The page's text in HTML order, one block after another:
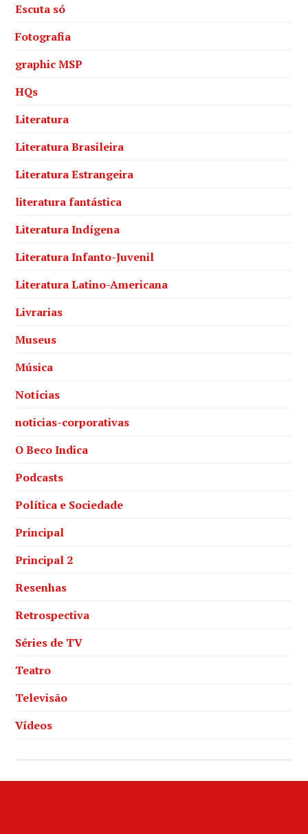
Escuta só
Fotografia
graphic MSP
HQs
Literatura
Literatura Brasileira
Literatura Estrangeira
literatura fantástica
Literatura Indígena
Literatura Infanto-Juvenil
Literatura Latino-Americana
Livrarias
Museus
Música
Notícias
noticias-corporativas
O Beco Indica
Podcasts
Política e Sociedade
Principal
Principal 2
Resenhas
Retrospectiva
Séries de TV
Teatro
Televisão
Vídeos